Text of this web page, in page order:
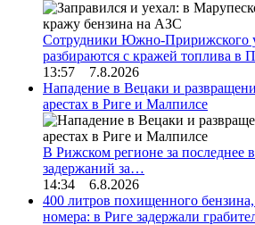
Сотрудники Южно-Пририжского
разбираются с кражей топлива в
13:57 7.8.2026
Нападение в Вецаки и
арестах в Риге и Малпилсе
В Рижском регионе за последнее
задержаний за…
14:34 6.8.2026
400 литров похищенного
номера: в Риге задержали